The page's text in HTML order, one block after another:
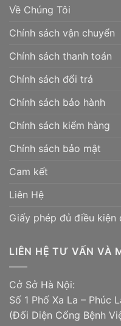
Về Chúng Tôi
Chính sách vận chuyển
Chính sách thanh toán
Chính sách đổi trả
Chính sách bảo hành
Chính sách kiểm hàng
Chính sách bảo mật
Cam kết
Liên Hệ
Giấy phép đủ điều
LIÊN HỆ TƯ VẤN VÀ
Cở Sở Hà Nội:
Số 1 Phố Xa La – Phúc
(Đối Diện Cổng Bệnh